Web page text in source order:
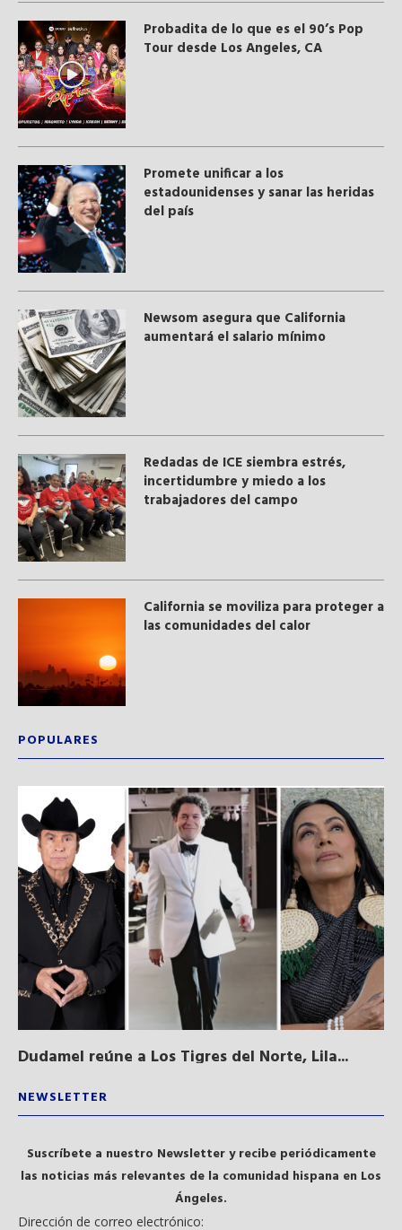
Probadita de lo que es el 90’s Pop
Tour desde Los Angeles, CA
Promete unificar a los
estadounidenses y sanar las heridas
del país
Newsom asegura que California
aumentará el salario mínimo
​Redadas de ICE siembra estrés,
incertidumbre y miedo a los
trabajadores del campo
California se moviliza para proteger a
las comunidades del calor
POPULARES
Dudamel reúne a Los Tigres del Norte, Lila...
NEWSLETTER
Suscríbete a nuestro Newsletter y recibe periódicamente
las noticias más relevantes de la comunidad hispana en Los
Ángeles.
Dirección de correo electrónico: